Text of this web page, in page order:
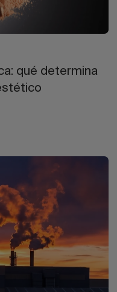
qué determina